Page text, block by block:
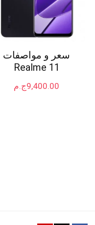
سعر و مواصفات
Realme 11
ج.م9,400.00